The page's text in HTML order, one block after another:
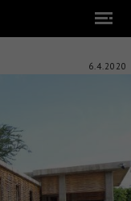
6.4.2020